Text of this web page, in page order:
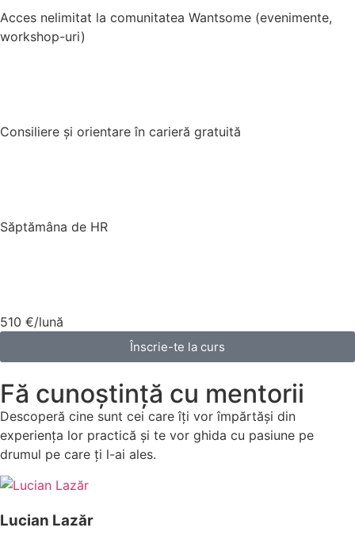
Acces nelimitat la comunitatea Wantsome (evenimente,
workshop-uri)
Consiliere și orientare în carieră gratuită
Săptămâna de HR
510 €/lună
Înscrie-te la curs
Fă cunoștință cu mentorii
Descoperă cine sunt cei care îți vor împărtăși din
experiența lor practică și te vor ghida cu pasiune pe
drumul pe care ți l-ai ales.
Lucian Lazăr